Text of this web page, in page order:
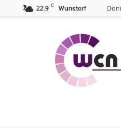
22.9 C Wunstorf